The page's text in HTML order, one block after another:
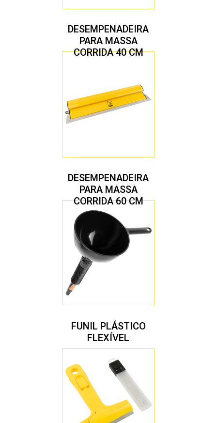
DESEMPENADEIRA
PARA MASSA
CORRIDA 40 CM
DESEMPENADEIRA
PARA MASSA
CORRIDA 60 CM
FUNIL PLÁSTICO
FLEXÍVEL